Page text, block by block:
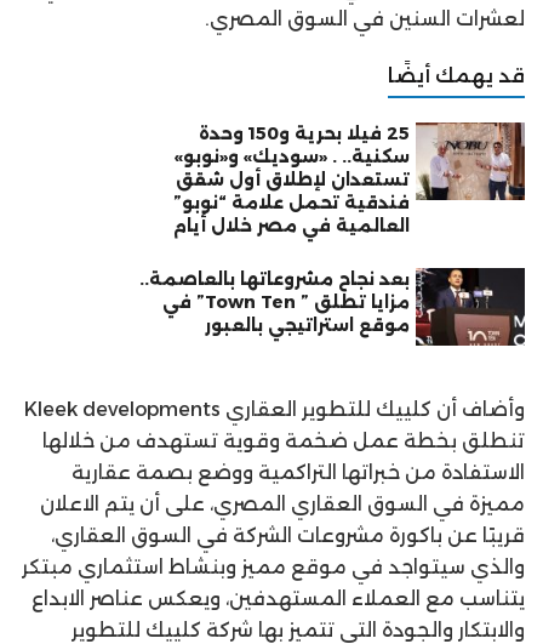
لعشرات السنين في السوق المصري.
قد يهمك أيضًا
25 فيلا بحرية و150 وحدة
سكنية.. . «سوديك» و«نوبو»
تستعدان لإطلاق أول شقق
فندقية تحمل علامة “نوبو”
العالمية في مصر خلال أيام
بعد نجاح مشروعاتها بالعاصمة..
مزايا تطلق ” Town Ten” في
موقع استراتيجي بالعبور
وأضاف أن كلييك للتطوير العقاري Kleek developments
تنطلق بخطة عمل ضخمة وقوية تستهدف من خلالها
الاستفادة من خبراتها التراكمية ووضع بصمة عقارية
مميزة في السوق العقاري المصري، على أن يتم الاعلان
قريبًا عن باكورة مشروعات الشركة في السوق العقاري،
والذي سيتواجد في موقع مميز وبنشاط استثماري مبتكر
يتناسب مع العملاء المستهدفين، ويعكس عناصر الابداع
والابتكار والجودة التي تتميز بها شركة كلييك للتطوير